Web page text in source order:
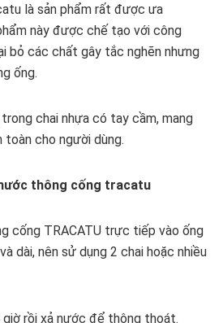
là sản phẩm rất được ưa
này được chế tạo với công
bỏ các chất gây tắc nghẽn nhưng
ống.
chai nhựa có tay cầm, mang
toàn cho người dùng.
thông cống tracatu
cống TRACATU trực tiếp vào ống
dài, nên sử dụng 2 chai hoặc nhiều
rồi xả nước để thông thoát.